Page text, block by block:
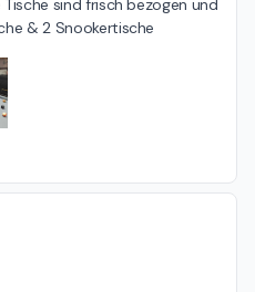
sind frisch bezogen und
& 2 Snookertische